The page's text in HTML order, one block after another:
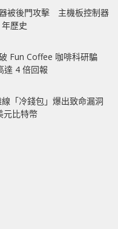
被後門攻擊 主機板控制器
歷史
Fun Coffee 咖啡科研騙
4 倍回報
「冷錢包」爆出致命漏洞
元比特幣